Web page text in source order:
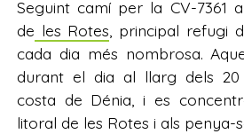
Seguint camí per la CV-7361
de les Rotes, principal refugi
cada dia més nombrosa.
durant el dia al llarg dels 20
costa de Dénia, i es
litoral de les Rotes i als penya-